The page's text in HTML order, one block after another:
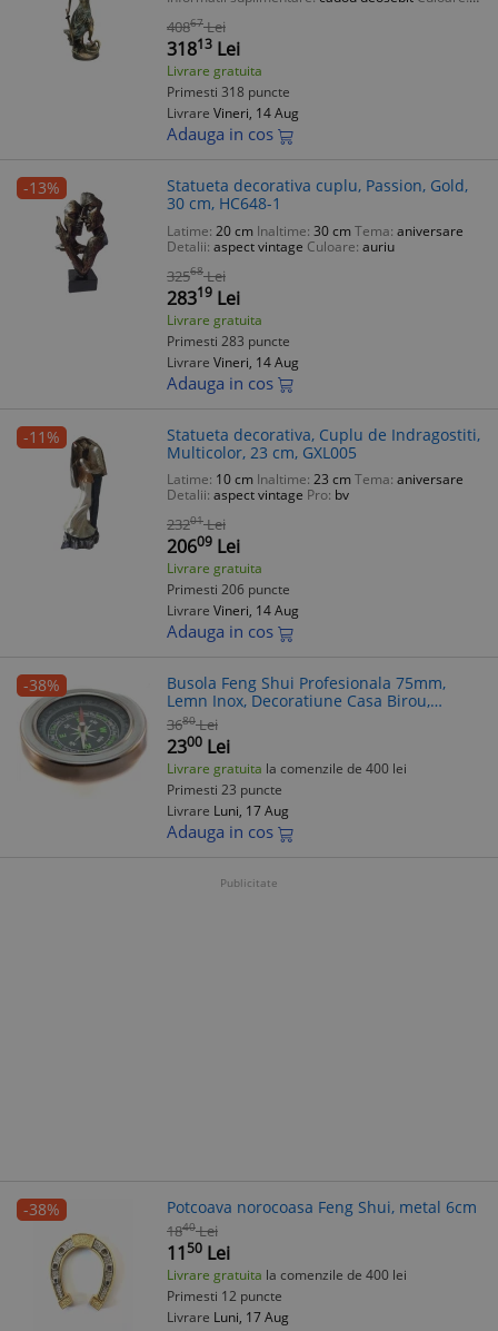
40867 Lei
31813 Lei
Livrare gratuita
Primesti 318 puncte
Livrare Vineri, 14 Aug
Adauga in cos
-13%
Statueta decorativa cuplu, Passion, Gold,
30 cm, HC648-1
Latime: 20 cm Inaltime: 30 cmTema: aniversare
Detalii: aspect vintage Culoare: auriu
32568 Lei
28319 Lei
Livrare gratuita
Primesti 283 puncte
Livrare Vineri, 14 Aug
Adauga in cos
-11%
Statueta decorativa, Cuplu de Indragostiti,
Multicolor, 23 cm, GXL005
Latime: 10 cm Inaltime: 23 cmTema: aniversare
Detalii: aspect vintage Pro: bv
23201 Lei
20609 Lei
Livrare gratuita
Primesti 206 puncte
Livrare Vineri, 14 Aug
Adauga in cos
-38%
Busola Feng Shui Profesionala 75mm,
Lemn Inox, Decoratiune Casa Birou,
Remediu Feng Shui
3680 Lei
2300 Lei
Livrare gratuita la comenzile de 400 lei
Primesti 23 puncte
Livrare Luni, 17 Aug
Adauga in cos
Publicitate
-38% Potcoava norocoasa Feng Shui, metal 6cm
1840 Lei
1150 Lei
Livrare gratuita la comenzile de 400 lei
Primesti 12 puncte
Livrare Luni, 17 Aug